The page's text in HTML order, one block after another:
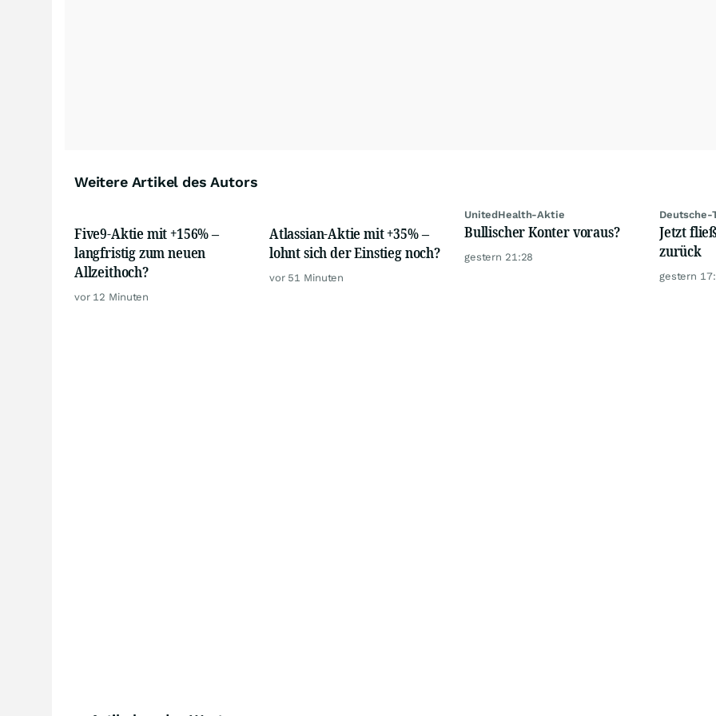
Weitere Artikel des Autors
Five9-Aktie mit +156% –
langfristig zum neuen
Allzeithoch?
vor 12 Minuten
Atlassian-Aktie mit +35% –
lohnt sich der Einstieg noch?
vor 51 Minuten
UnitedHealth-Aktie
Bullischer Konter voraus?
gestern 21:28
Deutsche-
Jetzt
zurück
gestern